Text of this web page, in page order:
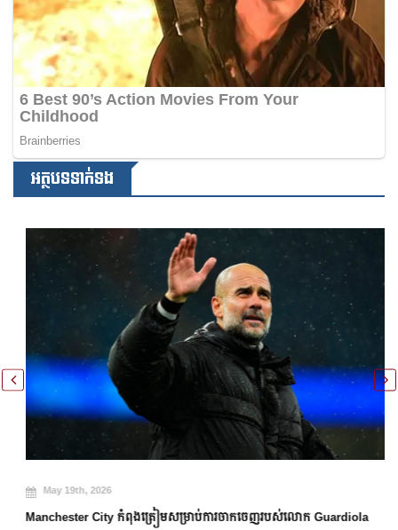
អត្ថបទទាក់ទង
May 19th, 2026
Manchester City កំពុងត្រៀមសម្រាប់ការចាកចេញរបស់លោក Guardiola